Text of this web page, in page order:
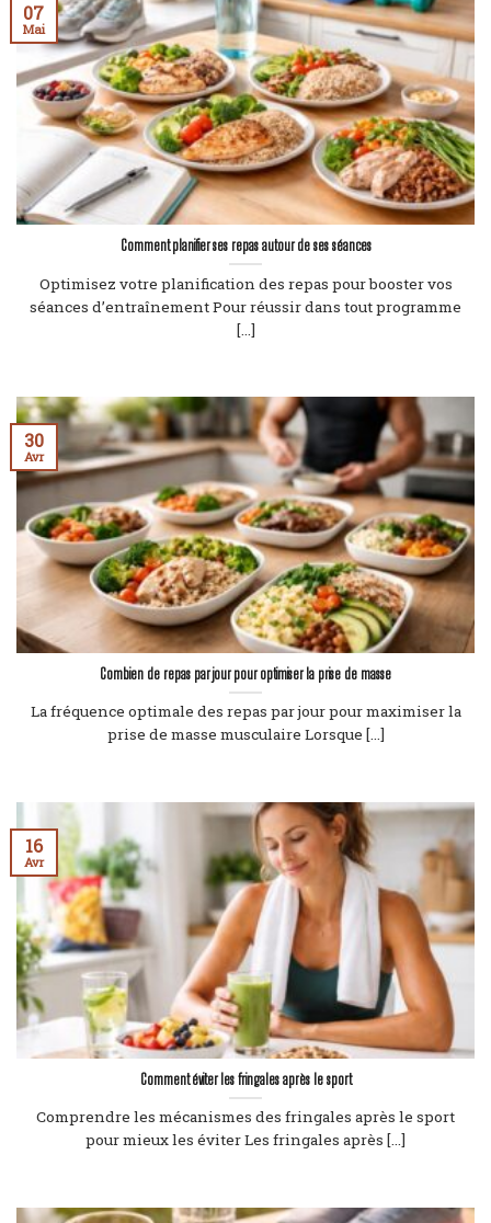
Comment planifier ses repas autour de ses séances
Optimisez votre planification des repas pour booster vos
séances d’entraînement Pour réussir dans tout programme
[...]
07
Mai
Combien de repas par jour pour optimiser la prise de masse
La fréquence optimale des repas par jour pour maximiser la
prise de masse musculaire Lorsque [...]
30
Avr
Comment éviter les fringales après le sport
Comprendre les mécanismes des fringales après le sport
pour mieux les éviter Les fringales après [...]
16
Avr